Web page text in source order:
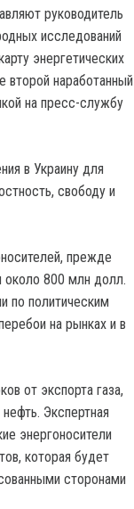
руководитель
исследований
энергетических
второй наработанный
на пресс-службу
в Украину для
свободу и
прежде
около 800 млн долл.
по политическим
на рынках и в
от экспорта газа,
Экспертная
энергоносители
которая будет
сторонами